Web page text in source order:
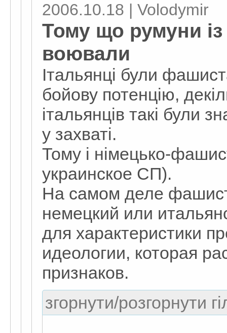
2006.10.18 | Volodymir
Тому що румуни
воювали
Італьянці були
бойову потенцію,
італьянців такі були
у захваті.
Тому і німецько-
украинское СП).
На самом деле
немецкий или
для характеристики
идеологии, которая
признаков.
згорнути/розгорнути